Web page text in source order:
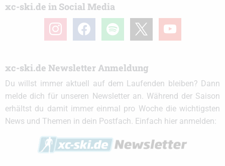
xc-ski.de in Social Media
instagramfacebook spotify youtube
xc-ski.de Newsletter Anmeldung
Du willst immer aktuell auf dem Laufenden bleiben? Dann
melde dich für unseren Newsletter an. Während der Saison
erhältst du damit immer einmal pro Woche die wichtigsten
News und Themen in dein Postfach. Einfach hier anmelden: